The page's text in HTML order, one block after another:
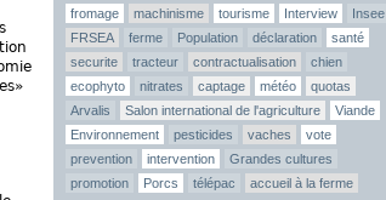
fromage
machinisme tourisme Interview
Insee
FRSEA
ferme Population déclaration
santé
securite
tracteur contractualisation
chien
ecophyto
nitrates captage météo
quotas
Arvalis
Salon international de l'agriculture
Viande
Environnement
pesticides vaches
vote
prevention
intervention
Grandes cultures
promotion
Porcs télépac accueil à la ferme